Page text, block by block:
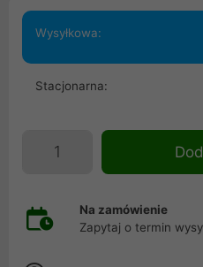
Wysyłkowa:
Stacjonarna:
Na zamówienie
Zapytaj o termin